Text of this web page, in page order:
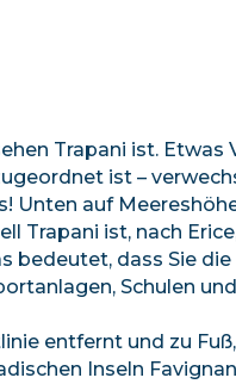
Trapani ist.
ist –
auf
Trapani ist, nach
bedeutet, dass Sie
Schulen
entfernt und zu
Inseln